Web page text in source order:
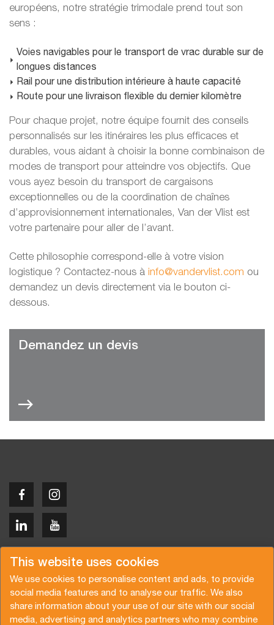
This website uses cookies
We use cookies to personalise content and ads, to provide
social media features and to analyse our traffic. We also
share information about your use of our site with our social
media, advertising and analytics partners who may combine
européens, notre stratégie trimodale prend tout son
sens :
Voies navigables pour le transport de vrac durable sur de
longues distances
Rail pour une distribution intérieure à haute capacité
Route pour une livraison flexible du dernier kilomètre
Pour chaque projet, notre équipe fournit des conseils
personnalisés sur les itinéraires les plus efficaces et
durables, vous aidant à choisir la bonne combinaison de
modes de transport pour atteindre vos objectifs. Que
vous ayez besoin du transport de cargaisons
exceptionnelles ou de la coordination de chaînes
d’approvisionnement internationales, Van der Vlist est
votre partenaire pour aller de l’avant.
Cette philosophie correspond-elle à votre vision
logistique ? Contactez-nous à info@vandervlist.com ou
demandez un devis directement via le bouton ci-
dessous.
Demandez un devis
Copyright © 2026 Van der Vlist